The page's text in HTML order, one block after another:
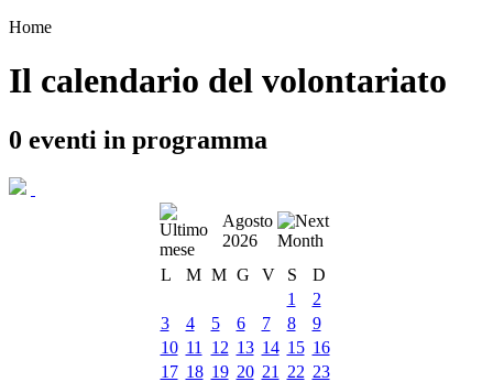
Home
Il calendario del volontariato
0 eventi in programma
Agosto
2026
L
M M G V S
D
1
2
3
4 5 6 7 8
9
10 11 12 13 14 15 16
17 18 19 20 21 22 23